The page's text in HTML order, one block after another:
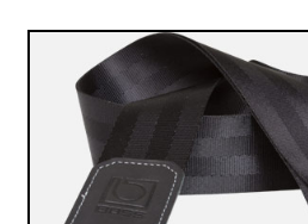
KÄYTETYT